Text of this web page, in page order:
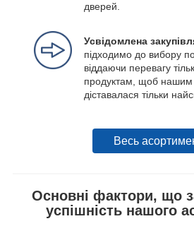
дверей.
Усвідомлена
підходимо до вибору
віддаючи перевагу
продуктам, щоб нашим
діставалася тільки
Весь
Основні фактори, що
успішність нашого